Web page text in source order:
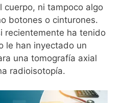
cuerpo, ni tampoco algo
botones o cinturones.
recientemente ha tenido
le han inyectado un
una tomografía axial
radioisotopía.